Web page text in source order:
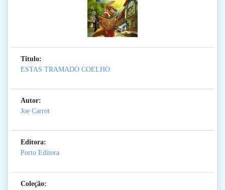
Titulo:
ESTAS TRAMADO COELHO
Autor:
Joe Carrot
Editora:
Porto Editora
Coleção: